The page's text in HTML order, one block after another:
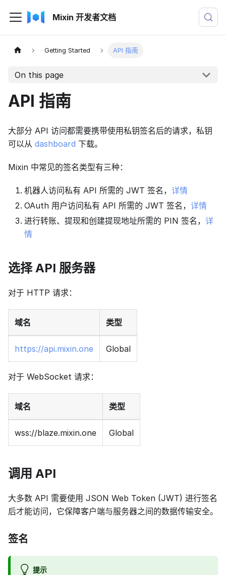
Mixin 开发者文档
Getting Started API 指南
On this page
API 指南
大部分 API 访问都需要携带使用私钥签名后的请求，私钥
可以从 dashboard 下载。
Mixin 中常见的签名类型有三种：
机器人访问私有 API 所需的 JWT 签名， 详情
OAuth 用户访问私有 API 所需的 JWT 签名， 详情
进行转账、提现和创建提现地址所需的 PIN 签名， 详
情
选择 API 服务器
对于 HTTP 请求：
域名 类型
https://api.mixin.one Global
对于 WebSocket 请求：
域名 类型
wss://blaze.mixin.one Global
调用 API
大多数 API 需要使用 JSON Web Token (JWT) 进行签名
后才能访问，它保障客户端与服务器之间的数据传输安全。
签名
提示